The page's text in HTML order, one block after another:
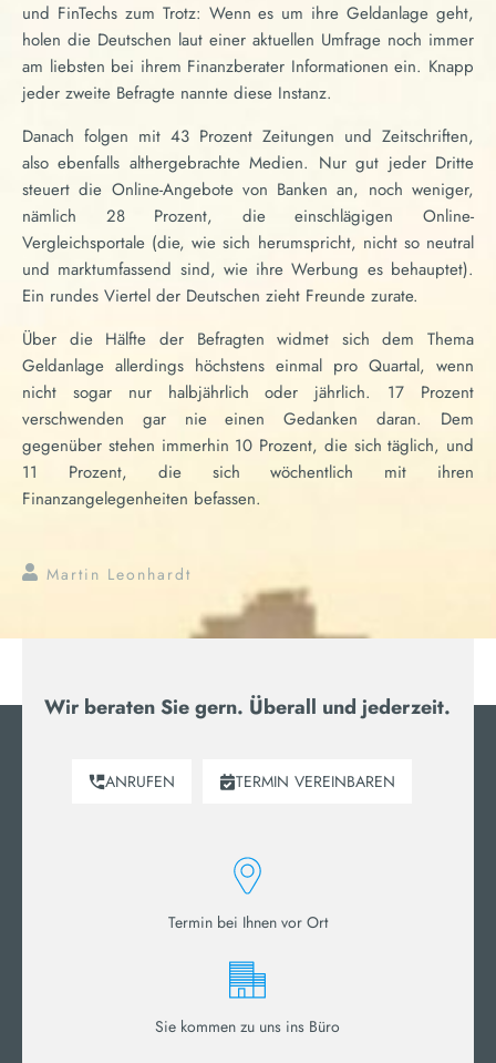
und FinTechs zum Trotz: Wenn es um ihre Geldanlage geht,
holen die Deutschen laut einer aktuellen Umfrage noch immer
am liebsten bei ihrem Finanzberater Informationen ein. Knapp
jeder zweite Befragte nannte diese Instanz.
Danach folgen mit 43 Prozent Zeitungen und Zeitschriften,
also ebenfalls althergebrachte Medien. Nur gut jeder Dritte
steuert die Online-Angebote von Banken an, noch weniger,
nämlich 28 Prozent, die einschlägigen Online-
Vergleichsportale (die, wie sich herumspricht, nicht so neutral
und marktumfassend sind, wie ihre Werbung es behauptet).
Ein rundes Viertel der Deutschen zieht Freunde zurate.
Über die Hälfte der Befragten widmet sich dem Thema
Geldanlage allerdings höchstens einmal pro Quartal, wenn
nicht sogar nur halbjährlich oder jährlich. 17 Prozent
verschwenden gar nie einen Gedanken daran. Dem
gegenüber stehen immerhin 10 Prozent, die sich täglich, und
11 Prozent, die sich wöchentlich mit ihren
Finanzangelegenheiten befassen.
Martin Leonhardt
Wir beraten Sie gern. Überall und jederzeit.
ANRUFEN TERMIN VEREINBAREN
Termin bei Ihnen vor Ort
Sie kommen zu uns ins Büro